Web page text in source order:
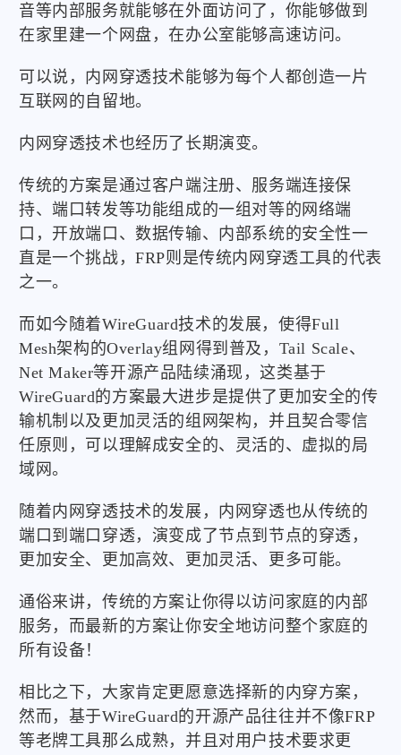
音等内部服务就能够在外面访问了，你能够做到
在家里建一个网盘，在办公室能够高速访问。
可以说，内网穿透技术能够为每个人都创造一片
互联网的自留地。
内网穿透技术也经历了长期演变。
传统的方案是通过客户端注册、服务端连接保
持、端口转发等功能组成的一组对等的网络端
口，开放端口、数据传输、内部系统的安全性一
直是一个挑战，FRP则是传统内网穿透工具的代表
之一。
而如今随着WireGuard技术的发展，使得Full
Mesh架构的Overlay组网得到普及，Tail Scale、
Net Maker等开源产品陆续涌现，这类基于
WireGuard的方案最大进步是提供了更加安全的传
输机制以及更加灵活的组网架构，并且契合零信
任原则，可以理解成安全的、灵活的、虚拟的局
域网。
随着内网穿透技术的发展，内网穿透也从传统的
端口到端口穿透，演变成了节点到节点的穿透，
更加安全、更加高效、更加灵活、更多可能。
通俗来讲，传统的方案让你得以访问家庭的内部
服务，而最新的方案让你安全地访问整个家庭的
所有设备！
相比之下，大家肯定更愿意选择新的内穿方案，
然而，基于WireGuard的开源产品往往并不像FRP
等老牌工具那么成熟，并且对用户技术要求更